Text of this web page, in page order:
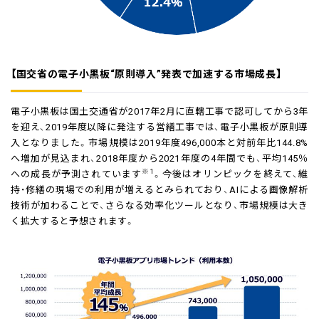
【国交省の電子小黒板“原則導入”発表で加速する市場成長】
電子小黒板は国土交通省が2017年2月に直轄工事で認可してから3年
を迎え、2019年度以降に発注する営繕工事では、電子小黒板が原則導
入となりました。市場規模は2019年度496,000本と対前年比144.8%
へ増加が見込まれ、2018年度から2021年度の4年間でも、平均145％
への成長が予測されています ※1 。今後はオリンピックを終えて、維
持・修繕の現場での利用が増えるとみられており、AIによる画像解析
技術が加わることで、さらなる効率化ツールとなり、市場規模は大き
く拡大すると予想されます。